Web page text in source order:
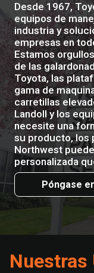
Desde 1967,
equipos de
industria y
empresas en
Estamos
de las
Toyota, las
gama de
carretillas
Landoll y los
necesite una
su producto, los
Northwest
personalizada
Póngase
Nuestras